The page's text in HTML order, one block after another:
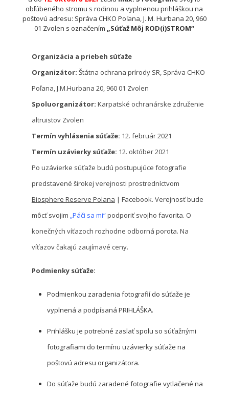
obľúbeného stromu s rodinou a vyplnenou prihláškou na
poštovú adresu: Správa CHKO Poľana, J. M. Hurbana 20, 960
01 Zvolen s označením „Súťaž Môj ROD(i)STROM“
Organizácia a priebeh súťaže
Organizátor: Štátna ochrana prírody SR, Správa CHKO
Poľana, J.M.Hurbana 20, 960 01 Zvolen
Spoluorganizátor: Karpatské ochranárske združenie
altruistov Zvolen
Termín vyhlásenia súťaže: 12. február 2021
Termín uzávierky súťaže: 12. október 2021
Po uzávierke súťaže budú postupujúce fotografie
predstavené širokej verejnosti prostredníctvom
Biosphere Reserve Polana | Facebook. Verejnosť bude
môcť svojim „Páči sa mi“podporiť svojho favorita. O
konečných víťazoch rozhodne odborná porota. Na
víťazov čakajú zaujímavé ceny.
Podmienky súťaže:
Podmienkou zaradenia fotografií do súťaže je
vyplnená a podpísaná PRIHLÁŠKA.
Prihlášku je potrebné zaslať spolu so súťažnými
fotografiami do termínu uzávierky súťaže na
poštovú adresu organizátora.
Do súťaže budú zaradené fotografie vytlačené na